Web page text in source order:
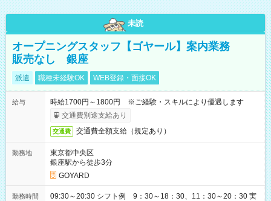
未読
オープニングスタッフ【ゴヤール】案内業務
販売なし 銀座
派遣 職種未経験OK WEB登録・面接OK
給与
時給1700円～1800円 ※ご経験・スキルにより優遇します
交通費別途支給あり
交通費 交通費全額支給（規定あり）
勤務地
東京都中央区
銀座駅から徒歩3分
GOYARD
勤務時間
09:30～20:30 シフト例 9：30～18：30、11：30～20：30 実